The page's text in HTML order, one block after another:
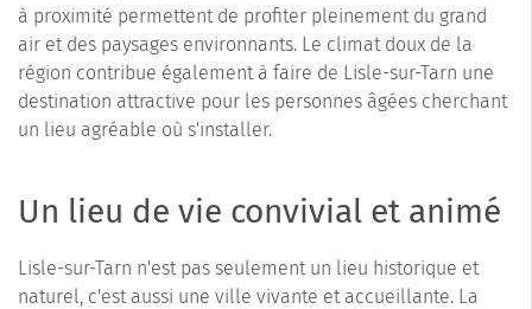
à proximité permettent de profiter pleinement du grand
air et des paysages environnants. Le climat doux de la
région contribue également à faire de Lisle-sur-Tarn une
destination attractive pour les personnes âgées cherchant
un lieu agréable où s'installer.
Un lieu de vie convivial et animé
Lisle-sur-Tarn n'est pas seulement un lieu historique et
naturel, c'est aussi une ville vivante et accueillante. La